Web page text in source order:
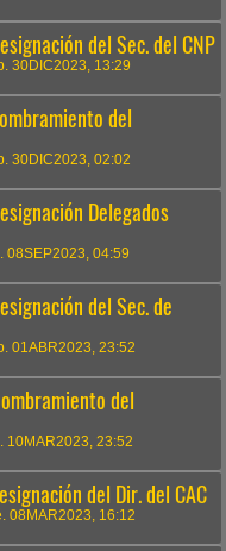
del Sec. del CNP
30DIC2023, 13:29
del
30DIC2023, 02:02
Delegados
08SEP2023, 04:59
del Sec. de
01ABR2023, 23:52
del
10MAR2023, 23:52
del Dir. del CAC
08MAR2023, 16:12